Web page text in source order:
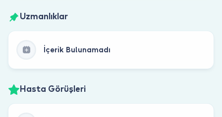
Uzmanlıklar
İçerik Bulunamadı
Hasta Görüşleri